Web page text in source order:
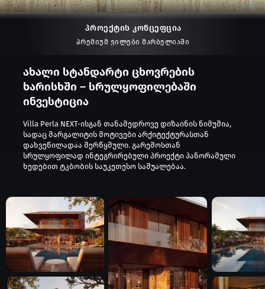
ახალი სტანდარტი ცხოვრების
ხარისხში – სრულყოფილებაში
ინვესტიცია
პრემიუმ ვილები მარბელიაში
პროექტის კონცეფცია
Villa Perla NEXT-ისგან თანამედროვე დიზაინის ნიმუშია,
სადაც მარგალიტის მოტივები არქიტექტურასთან
დახვეწილადაა შერწყმული. გარემოსთან
სრულყოფილად ინტეგრირებული პროექტი პანორამული
ხედებით ტკბობის საუკეთესო საშუალებაა.
პარკებითა და ლურჯი
320 მზიანი დღე
საუკეთესო გარანტიაა.